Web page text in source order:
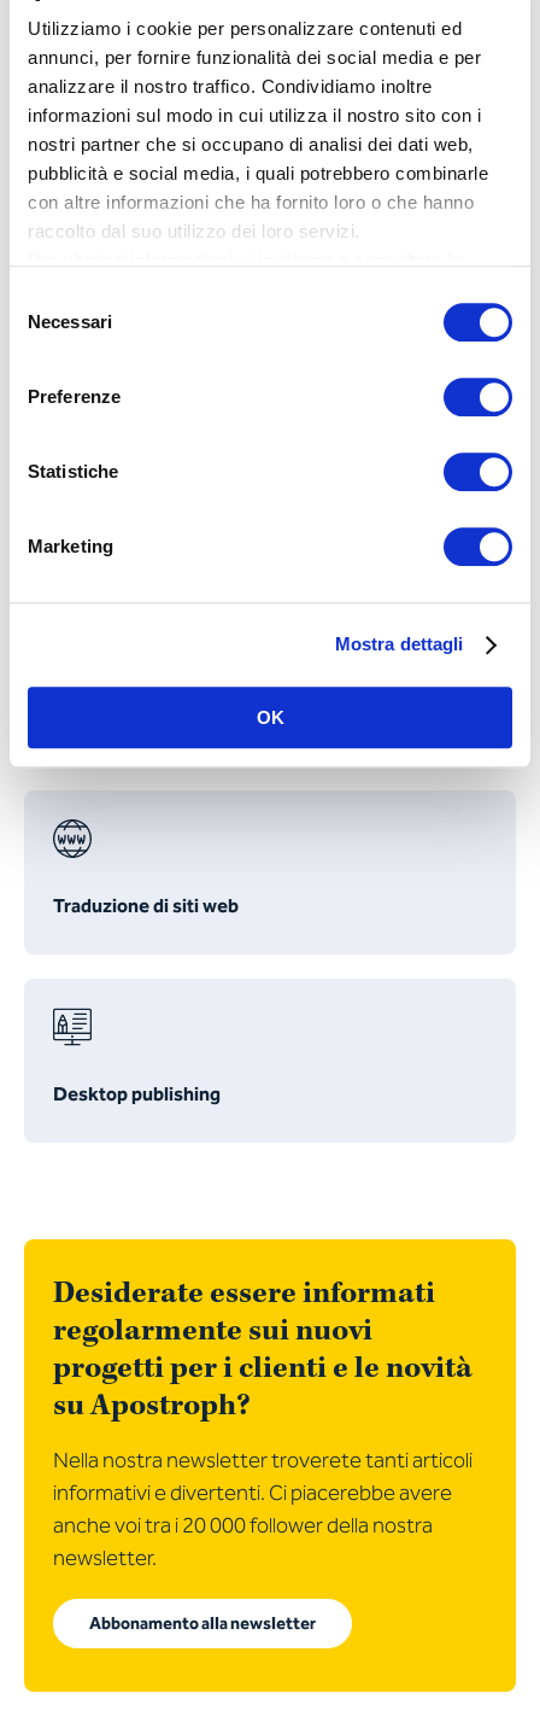
Utilizziamo i cookie per personalizzare contenuti ed
annunci, per fornire funzionalità dei social media e per
analizzare il nostro traffico. Condividiamo inoltre
informazioni sul modo in cui utilizza il nostro sito con i
nostri partner che si occupano di analisi dei dati web,
pubblicità e social media, i quali potrebbero combinarle
con altre informazioni che ha fornito loro o che hanno
raccolto dal suo utilizzo dei loro servizi.
delNecessari
Preferenze
Statistiche
Marketing
Mostra dettagli
OK
Una sintesi dei servizi che
Apostroph fornisce a Chubb
Sicli
Corporate Communications & PR
Traduzione di siti web
Desktop publishing
Desiderate essere informati
regolarmente sui nuovi
progetti per i clienti e le novità
su Apostroph?
Nella nostra newsletter troverete tanti articoli
informativi e divertenti. Ci piacerebbe avere
anche voi tra i 20 000 follower della nostra
newsletter.
Abbonamento alla newsletter